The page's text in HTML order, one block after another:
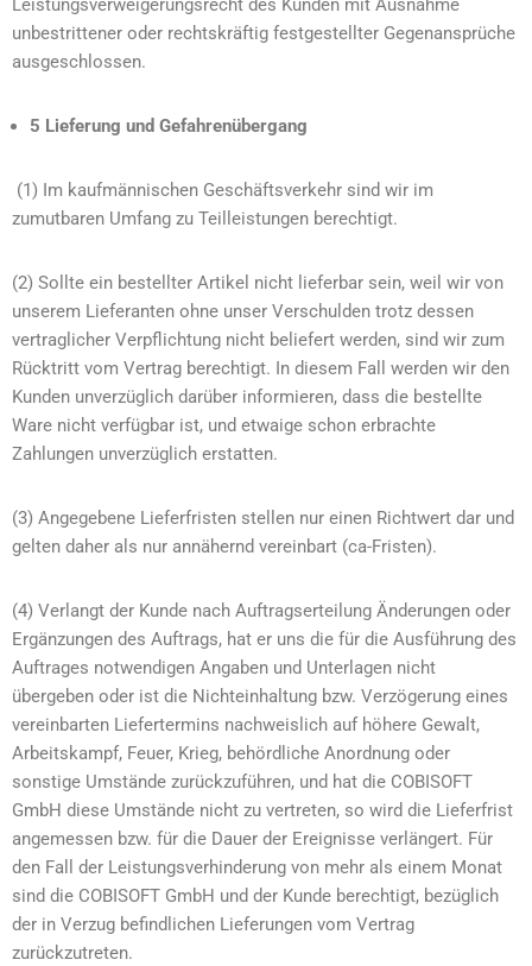
Leistungsverweigerungsrecht des Kunden mit Ausnahme
unbestrittener oder rechtskräftig festgestellter Gegenansprüche
ausgeschlossen.
5 Lieferung und Gefahrenübergang
(1) Im kaufmännischen Geschäftsverkehr sind wir im
zumutbaren Umfang zu Teilleistungen berechtigt.
(2) Sollte ein bestellter Artikel nicht lieferbar sein, weil wir von
unserem Lieferanten ohne unser Verschulden trotz dessen
vertraglicher Verpflichtung nicht beliefert werden, sind wir zum
Rücktritt vom Vertrag berechtigt. In diesem Fall werden wir den
Kunden unverzüglich darüber informieren, dass die bestellte
Ware nicht verfügbar ist, und etwaige schon erbrachte
Zahlungen unverzüglich erstatten.
(3) Angegebene Lieferfristen stellen nur einen Richtwert dar und
gelten daher als nur annähernd vereinbart (ca-Fristen).
(4) Verlangt der Kunde nach Auftragserteilung Änderungen oder
Ergänzungen des Auftrags, hat er uns die für die Ausführung des
Auftrages notwendigen Angaben und Unterlagen nicht
übergeben oder ist die Nichteinhaltung bzw. Verzögerung eines
vereinbarten Liefertermins nachweislich auf höhere Gewalt,
Arbeitskampf, Feuer, Krieg, behördliche Anordnung oder
sonstige Umstände zurückzuführen, und hat die COBISOFT
GmbH diese Umstände nicht zu vertreten, so wird die Lieferfrist
angemessen bzw. für die Dauer der Ereignisse verlängert. Für
den Fall der Leistungsverhinderung von mehr als einem Monat
sind die COBISOFT GmbH und der Kunde berechtigt, bezüglich
der in Verzug befindlichen Lieferungen vom Vertrag
zurückzutreten.